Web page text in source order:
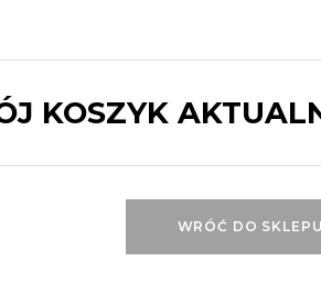
KOSZYK
WRÓĆ DO SKLEPU